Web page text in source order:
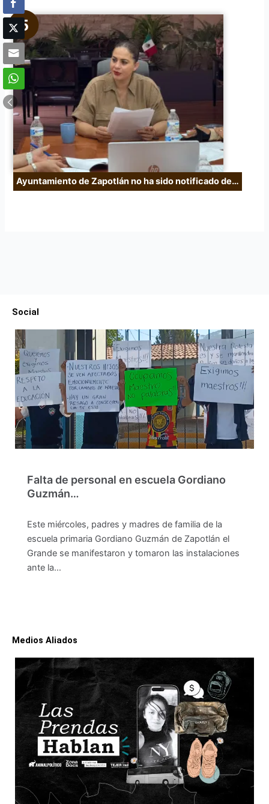
Ayuntamiento de Zapotlán no ha sido notificado de…
Social
Falta de personal en escuela Gordiano
Guzmán…
Este miércoles, padres y madres de familia de la
escuela primaria Gordiano Guzmán de Zapotlán el
Grande se manifestaron y tomaron las instalaciones
ante la…
Medios Aliados